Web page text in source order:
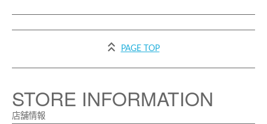
PAGE TOP
STORE INFORMATION
店舗情報